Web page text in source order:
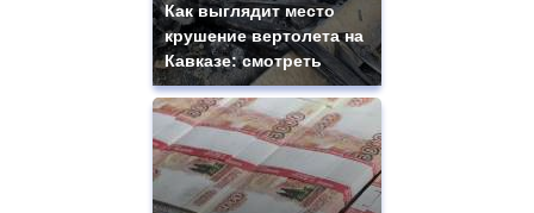
Как выглядит место
крушение вертолета на
Кавказе: смотреть